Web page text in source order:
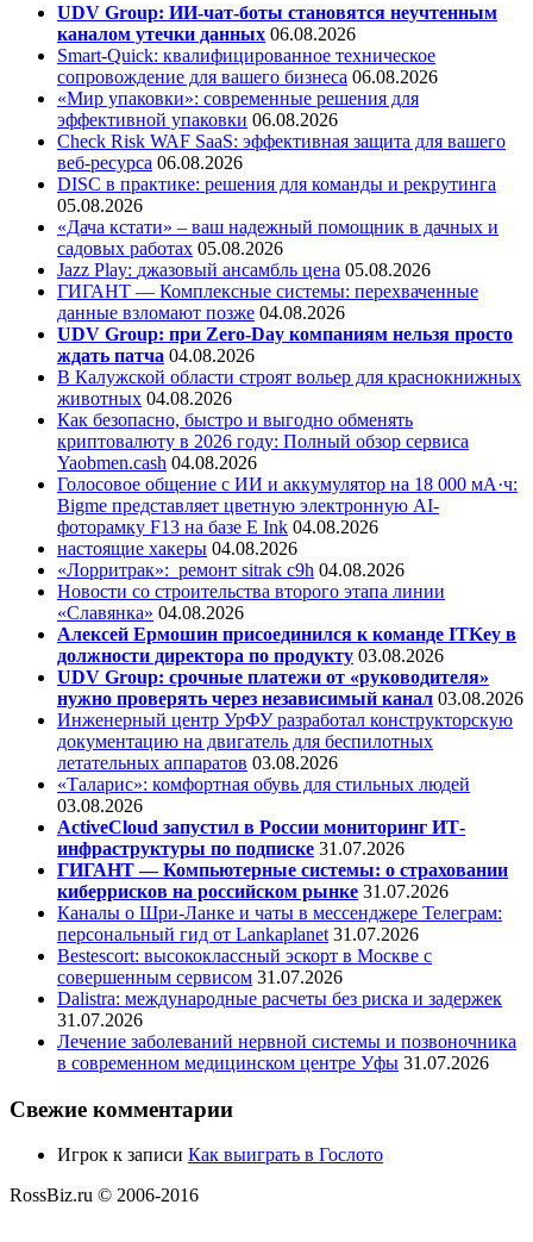
UDV Group: ИИ-чат-боты становятся неучтенным
каналом утечки данных 06.08.2026
Smart-Quick: квалифицированное техническое
сопровождение для вашего бизнеса 06.08.2026
«Мир упаковки»: современные решения для
эффективной упаковки 06.08.2026
Check Risk WAF SaaS: эффективная защита для вашего
веб-ресурса 06.08.2026
DISC в практике: решения для команды и рекрутинга
05.08.2026
«Дача кстати» – ваш надежный помощник в дачных и
садовых работах 05.08.2026
Jazz Play: джазовый ансамбль цена 05.08.2026
ГИГАНТ — Комплексные системы: перехваченные
данные взломают позже 04.08.2026
UDV Group: при Zero-Day компаниям нельзя просто
ждать патча 04.08.2026
В Калужской области строят вольер для краснокнижных
животных 04.08.2026
Как безопасно, быстро и выгодно обменять
криптовалюту в 2026 году: Полный обзор сервиса
Yaobmen.cash 04.08.2026
Голосовое общение с ИИ и аккумулятор на 18 000 мА·ч:
Bigme представляет цветную электронную AI-
фоторамку F13 на базе E Ink 04.08.2026
настоящие хакеры 04.08.2026
«Лорритрак»: ремонт sitrak c9h 04.08.2026
Новости со строительства второго этапа линии
«Славянка» 04.08.2026
Алексей Ермошин присоединился к команде ITKey в
должности директора по продукту 03.08.2026
UDV Group: срочные платежи от «руководителя»
нужно проверять через независимый канал 03.08.2026
Инженерный центр УрФУ разработал конструкторскую
документацию на двигатель для беспилотных
летательных аппаратов 03.08.2026
«Таларис»: комфортная обувь для стильных людей
03.08.2026
ActiveCloud запустил в России мониторинг ИТ-
инфраструктуры по подписке 31.07.2026
ГИГАНТ — Компьютерные системы: о страховании
киберрисков на российском рынке 31.07.2026
Каналы о Шри-Ланке и чаты в мессенджере Телеграм:
персональный гид от Lankaplanet 31.07.2026
Bestescort: высококлассный эскорт в Москве с
совершенным сервисом 31.07.2026
Dalistra: международные расчеты без риска и задержек
31.07.2026
Лечение заболеваний нервной системы и позвоночника
в современном медицинском центре Уфы 31.07.2026
Свежие комментарии
Игрок к записи Как выиграть в Гослото
RossBiz.ru © 2006-2016